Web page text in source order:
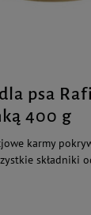
psa
400 g
karmy
składniki